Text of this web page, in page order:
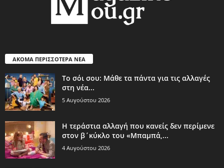
ΑΚΟΜΑ ΠΕΡΙΣΣΟΤΕΡΑ ΝΕΑ
Το σόι σου: Μάθε τα πάντα για τις αλλαγές
στη νέα...
5 Αυγούστου 2026
Η τεράστια αλλαγή που κανείς δεν περίμενε
στον β΄κύκλο του «Μπαμπά,...
4 Αυγούστου 2026